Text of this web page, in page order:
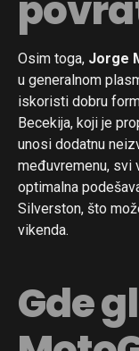
Osim toga, Jorge
u generalnom
iskoristi dobru
Becekija, koji je
unosi dodatnu
međuvremenu, svi
optimalna
Silverston, što
vikenda.
Gde